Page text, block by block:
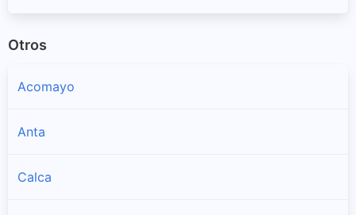
Otros
Acomayo
Anta
Calca